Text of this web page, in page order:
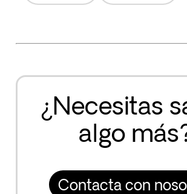
¿Necesitas
algo
Contacta con